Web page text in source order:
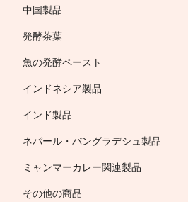
中国製品
発酵茶葉
魚の発酵ペースト
インドネシア製品
インド製品
ネパール・バングラデシュ製品
ミャンマーカレー関連製品
その他の商品